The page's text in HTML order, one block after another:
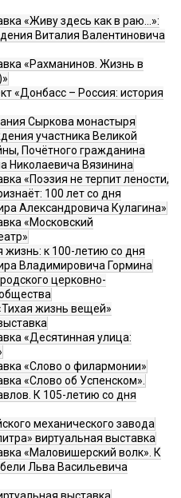
«Живу здесь как в раю…»:
Виталия Валентиновича
«Рахманинов. Жизнь в
«Донбасс – Россия: история
Сыркова монастыря
участника Великой
Почётного гражданина
Николаевича Вязинина
«Поэзия не терпит лености,
100 лет со дня
Александровича Кулагина»
«Московский
жизнь: к 100-летию со дня
Владимировича Гормина
церковно-
жизнь вещей»
«Десятинная улица:
«Слово о филармонии»
«Слово об Успенском».
К 105-летию со дня
механического завода
виртуальная выставка
«Маловишерский волк». К
Льва Васильевича